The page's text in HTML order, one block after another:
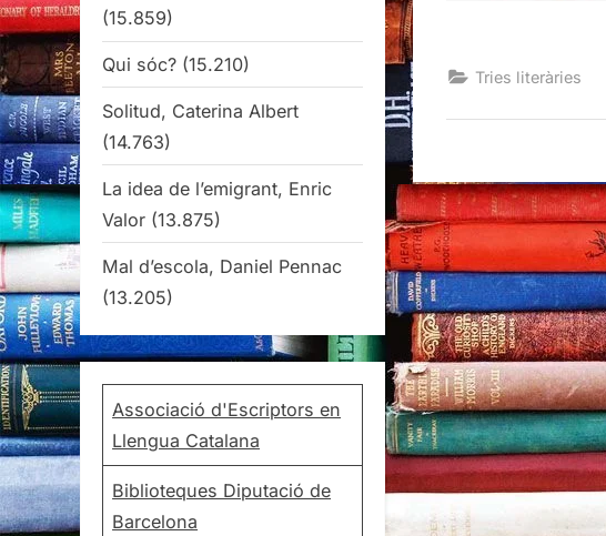
Tries literàries
(15.859)
Qui sóc? (15.210)
Solitud, Caterina Albert
(14.763)
La idea de l’emigrant, Enric
Valor (13.875)
Mal d’escola, Daniel Pennac
(13.205)
Associació d'Escriptors en
Llengua Catalana
Biblioteques Diputació de
Barcelona